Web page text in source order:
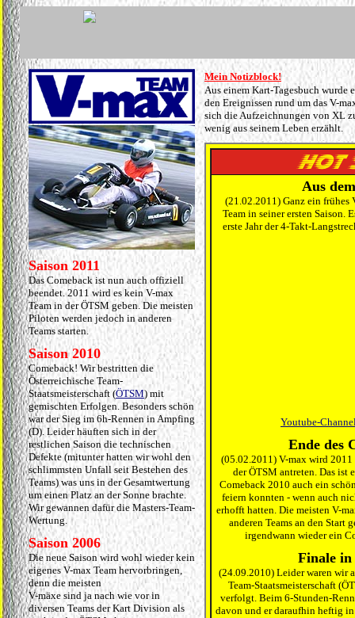
Saison 2011
Das Comeback ist nun auch offiziell
beendet. 2011 wird es kein V-max
Team in der ÖTSM geben. Die meisten
Piloten werden jedoch in anderen
Teams starten.
Saison 2010
Comeback! Wir bestritten die
Österreichische Team-
Staatsmeisterschaft (ÖTSM) mit
gemischten Erfolgen. Besonders schön
war der Sieg im 6h-Rennen in Ampfing
(D). Leider häuften sich in der
restlichen Saison die technischen
Defekte (mitunter hatten wir wohl den
schlimmsten Unfall seit Bestehen des
Teams) was uns in der Gesamtwertung
um einen Platz an der Sonne brachte.
Wir gewannen dafür die Masters-Team-
Wertung.
Saison 2006
Die neue Saison wird wohl wieder kein
eigenes V-max Team hervorbringen,
denn die meisten
V-mäxe sind ja nach wie vor in
diversen Teams der Kart Division als
Mein Notizblock!
Aus einem Kart-Tagesbuch
den Ereignissen rund um das V-
sich die Aufzeichnungen von XL
wenig aus seinem Leben erzählt.
Aus
(21.02.2011) Ganz ein frühes
Team in seiner ersten Saison.
erste Jahr der 4-Takt-
Youtube-
Ende des
(05.02.2011) V-max wird 2011
der ÖTSM antreten. Das ist
Comeback 2010 auch ein
feiern konnten - wenn auch
erhofft hatten. Die meisten V-
anderen Teams an den Start
irgendwann wieder ein
Finale in
(24.09.2010) Leider waren wir
Team-Staatsmeisterschaft
verfolgt. Beim 6-Stunden-
davon und er daraufhin heftig